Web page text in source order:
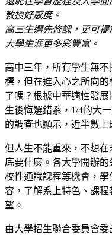
教授好感度。
高三生選先修課，更可提
大學生涯更多彩豐富。
高中三年，所有學生無
標，但在進入心之所向
了嗎？根據中華適性發
生後悔選錯系，1/4的大
的調查也顯示，近半數上
但人生不能重來，不想
底要什麼。各大學開辦
校性通識課程等機會，
容，了解系上特色、課
望。
由大學招生聯合委員會